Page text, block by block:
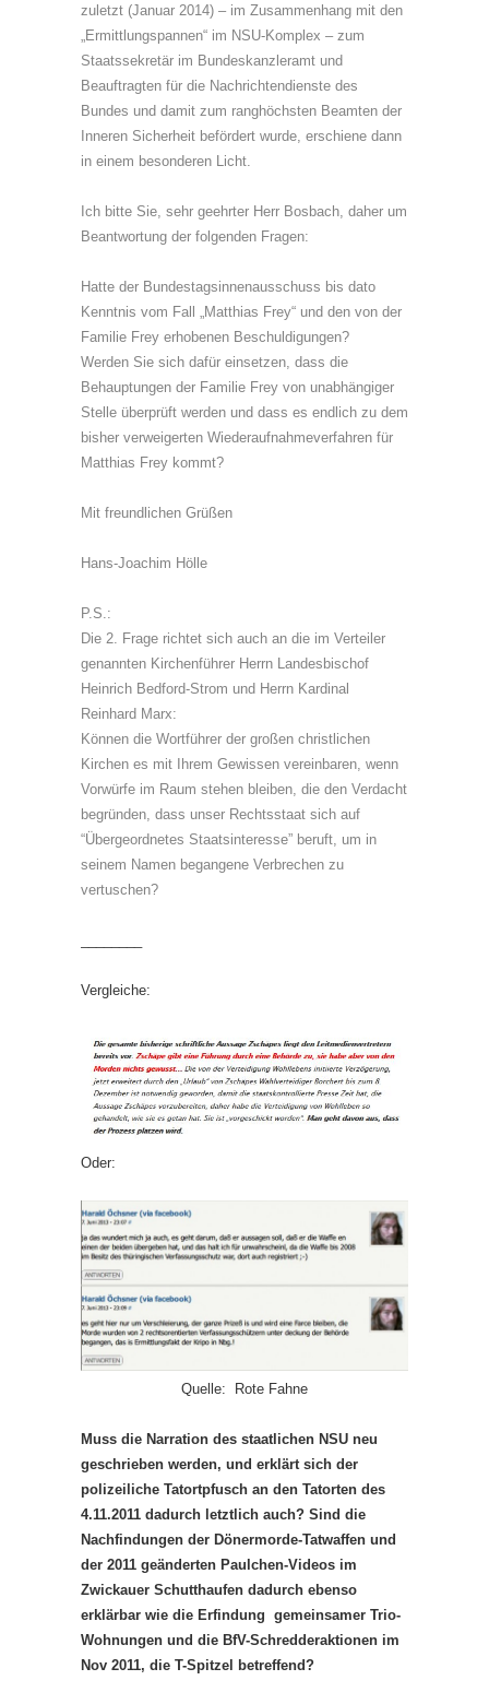
zuletzt (Januar 2014) – im Zusammenhang mit den
„Ermittlungspannen“ im NSU-Komplex – zum
Staatssekretär im Bundeskanzleramt und
Beauftragten für die Nachrichtendienste des
Bundes und damit zum ranghöchsten Beamten der
Inneren Sicherheit befördert wurde, erschiene dann
in einem besonderen Licht.
Ich bitte Sie, sehr geehrter Herr Bosbach, daher um
Beantwortung der folgenden Fragen:
Hatte der Bundestagsinnenausschuss bis dato
Kenntnis vom Fall „Matthias Frey“ und den von der
Familie Frey erhobenen Beschuldigungen?
Werden Sie sich dafür einsetzen, dass die
Behauptungen der Familie Frey von unabhängiger
Stelle überprüft werden und dass es endlich zu dem
bisher verweigerten Wiederaufnahmeverfahren für
Matthias Frey kommt?
Mit freundlichen Grüßen
Hans-Joachim Hölle
P.S.:
Die 2. Frage richtet sich auch an die im Verteiler
genannten Kirchenführer Herrn Landesbischof
Heinrich Bedford-Strom und Herrn Kardinal
Reinhard Marx:
Können die Wortführer der großen christlichen
Kirchen es mit Ihrem Gewissen vereinbaren, wenn
Vorwürfe im Raum stehen bleiben, die den Verdacht
begründen, dass unser Rechtsstaat sich auf
“Übergeordnetes Staatsinteresse” beruft, um in
seinem Namen begangene Verbrechen zu
vertuschen?
Vergleiche:
Oder:
Quelle: Rote Fahne
Muss die Narration des staatlichen NSU neu
geschrieben werden, und erklärt sich der
polizeiliche Tatortpfusch an den Tatorten des
4.11.2011 dadurch letztlich auch? Sind die
Nachfindungen der Dönermorde-Tatwaffen und
der 2011 geänderten Paulchen-Videos im
Zwickauer Schutthaufen dadurch ebenso
erklärbar wie die Erfindung gemeinsamer Trio-
Wohnungen und die BfV-Schredderaktionen im
Nov 2011, die T-Spitzel betreffend?